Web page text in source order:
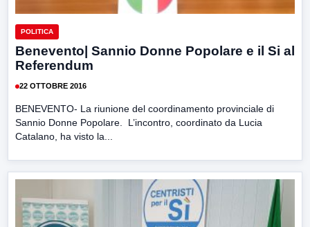
POLITICA
Benevento| Sannio Donne Popolare e il Si al
Referendum
22 OTTOBRE 2016
BENEVENTO- La riunione del coordinamento provinciale di
Sannio Donne Popolare. L’incontro, coordinato da Lucia
Catalano, ha visto la...